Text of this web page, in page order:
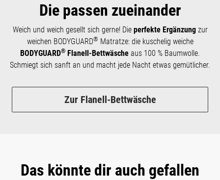
Die passen zueinander
Weich und weich gesellt sich gerne! Die perfekte Ergänzungzur
weichen BODYGUARD® Matratze: die kuschelig weiche
BODYGUARD® Flanell-Bettwäsche aus 100 % Baumwolle.
Schmiegt sich sanft an und macht jede Nacht etwas gemütlicher.
Zur Flanell-Bettwäsche
Das könnte dir auch gefallen